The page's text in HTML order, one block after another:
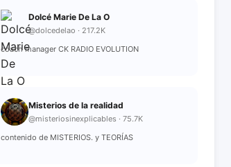
Dolcé Marie De La O
@dolcedelao · 217.2K
coach manager CK RADIO EVOLUTION
Misterios de la realidad
@misteriosinexplicables · 75.7K
contenido de MISTERIOS. y TEORÍAS